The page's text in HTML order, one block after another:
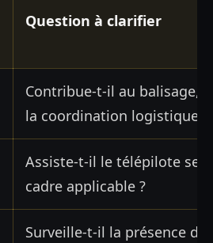
Question à clarifier
Contribue-t-il au balisage,
la coordination logistique ?
Assiste-t-il le télépilote
cadre applicable ?
Surveille-t-il la présence